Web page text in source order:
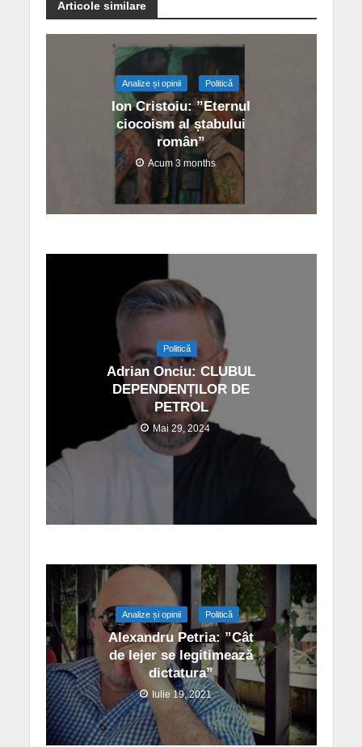
Articole similare
Analize și opinii Politică
Ion Cristoiu: ”Eternul
ciocoism al ștabului
român”
Acum 3 months
Politică
Adrian Onciu: CLUBUL
DEPENDENȚILOR DE
PETROL
Mai 29, 2024
Analize și opinii Politică
Alexandru Petria: ”Cât
de lejer se legitimează
dictatura”
Iulie 19, 2021